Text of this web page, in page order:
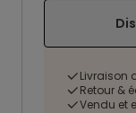
Livraison
Retour &
Vendu et